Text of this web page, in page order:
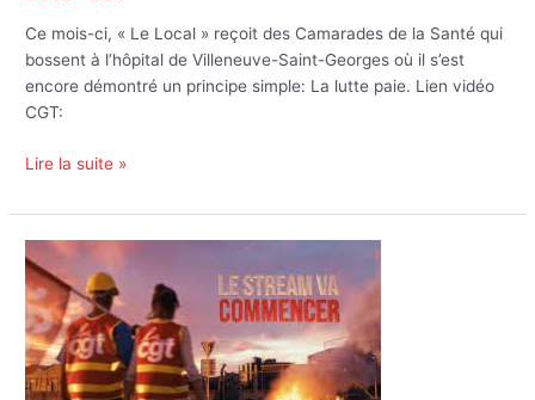
Ce mois-ci, « Le Local » reçoit des Camarades de la Santé qui
bossent à l’hôpital de Villeneuve-Saint-Georges où il s’est
encore démontré un principe simple: La lutte paie. Lien vidéo
CGT:
à
l’hosto!
Lire la suite »
Pour
sa
rentrée
le
local
nous